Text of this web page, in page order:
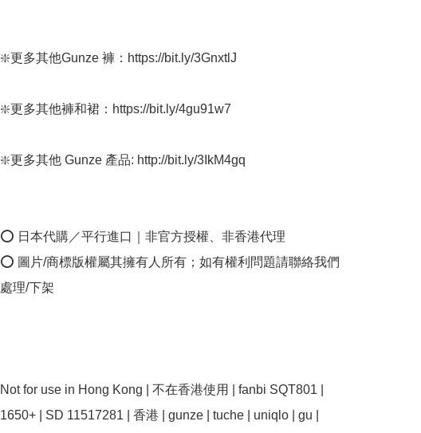
❇️更多其他Gunze 褲：https://bit.ly/3GnxtlJ
❇️更多其他褲和裙：https://bit.ly/4gu91w7
❇️更多其他 Gunze 產品: http://bit.ly/3IkM4gq
⭕ 日本代購／平行進口｜非官方授權、非香港代理
⭕ 圖片/商標版權屬其擁有人所有；如有權利問題請聯絡我們
處理/下架
Not for use in Hong Kong | 不在香港使用 | fanbi SQT801 |
1650+ | SD 11517281 | 香港 | gunze | tuche | uniqlo | gu |